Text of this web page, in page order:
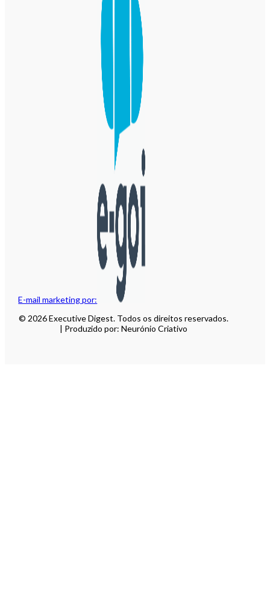
E-mail marketing por:
© 2026 Executive Digest. Todos os direitos reservados.
| Produzido por: Neurónio Criativo